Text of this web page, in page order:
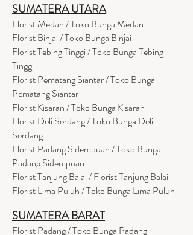
SUMATERA UTARA
Florist Medan / Toko Bunga Medan
Florist Binjai / Toko Bunga Binjai
Florist Tebing Tinggi / Toko Bunga Tebing
Tinggi
Florist Pematang Siantar / Toko Bunga
Pematang Siantar
Florist Kisaran / Toko Bunga Kisaran
Florist Deli Serdang / Toko Bunga Deli
Serdang
Florist Padang Sidempuan / Toko Bunga
Padang Sidempuan
Florist Tanjung Balai / Florist Tanjung Balai
Florist Lima Puluh / Toko Bunga Lima Puluh
SUMATERA BARAT
Florist Padang / Toko Bunga Padang